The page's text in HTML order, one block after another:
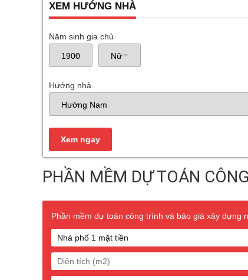
XEM HƯỚNG NHÀ
Năm sinh gia chủ
Hướng nhà
PHẦN MỀM DỰ TOÁN
Phần mềm dự toán công trình và báo giá xây dựng